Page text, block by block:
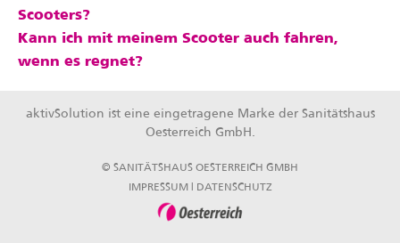
Scooters?
Kann ich mit meinem Scooter auch fahren,
wenn es regnet?
aktivSolution ist eine eingetragene Marke der Sanitätshaus
Oesterreich GmbH.
© SANITÄTSHAUS OESTERREICH GMBH
IMPRESSUM | DATENSCHUTZ